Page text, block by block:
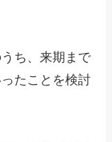
ち、来期まで
たことを検討